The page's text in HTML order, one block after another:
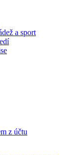
a sport
z účtu